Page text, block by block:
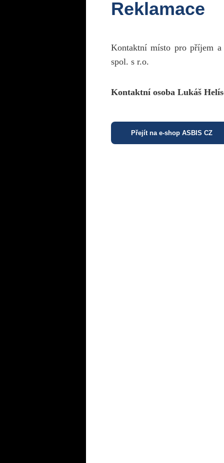
Reklamace
Kontaktní místo pro příjem
spol. s r.o.
Kontaktní osoba Lukáš
Přejít na e-shop ASBIS CZ